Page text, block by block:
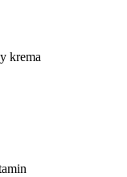
krema